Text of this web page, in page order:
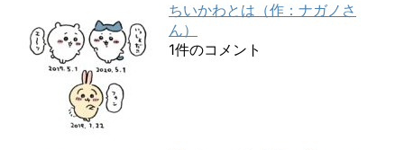
ちいかわとは（作：ナガノさ
ん）
1件のコメント